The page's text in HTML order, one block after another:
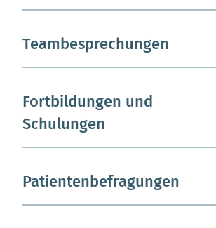
Teambesprechungen
Fortbildungen und
Schulungen
Patientenbefragungen